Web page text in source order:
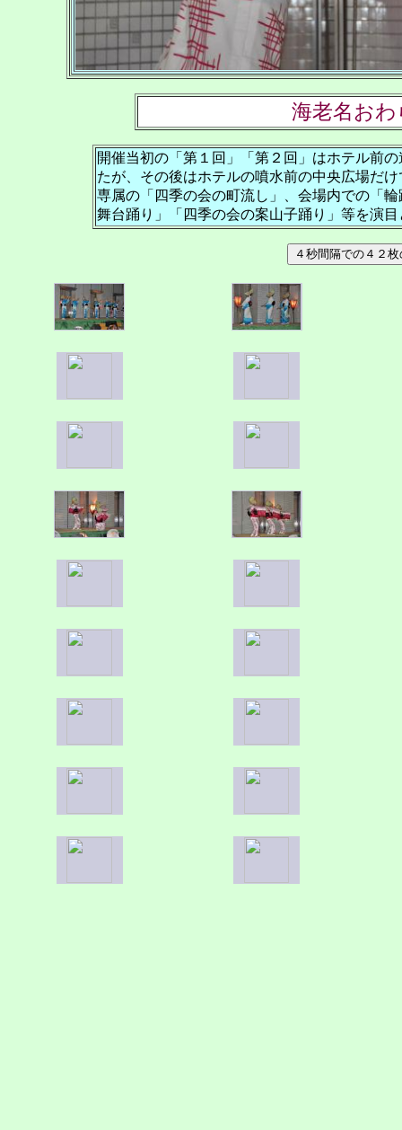
海老名おわ
開催当初の「第１回」「第２回」はホテル前
たが、その後はホテルの噴水前の中央広場だ
専属の「四季の会の町流し」、会場内での「
舞台踊り」「四季の会の案山子踊り」等を演